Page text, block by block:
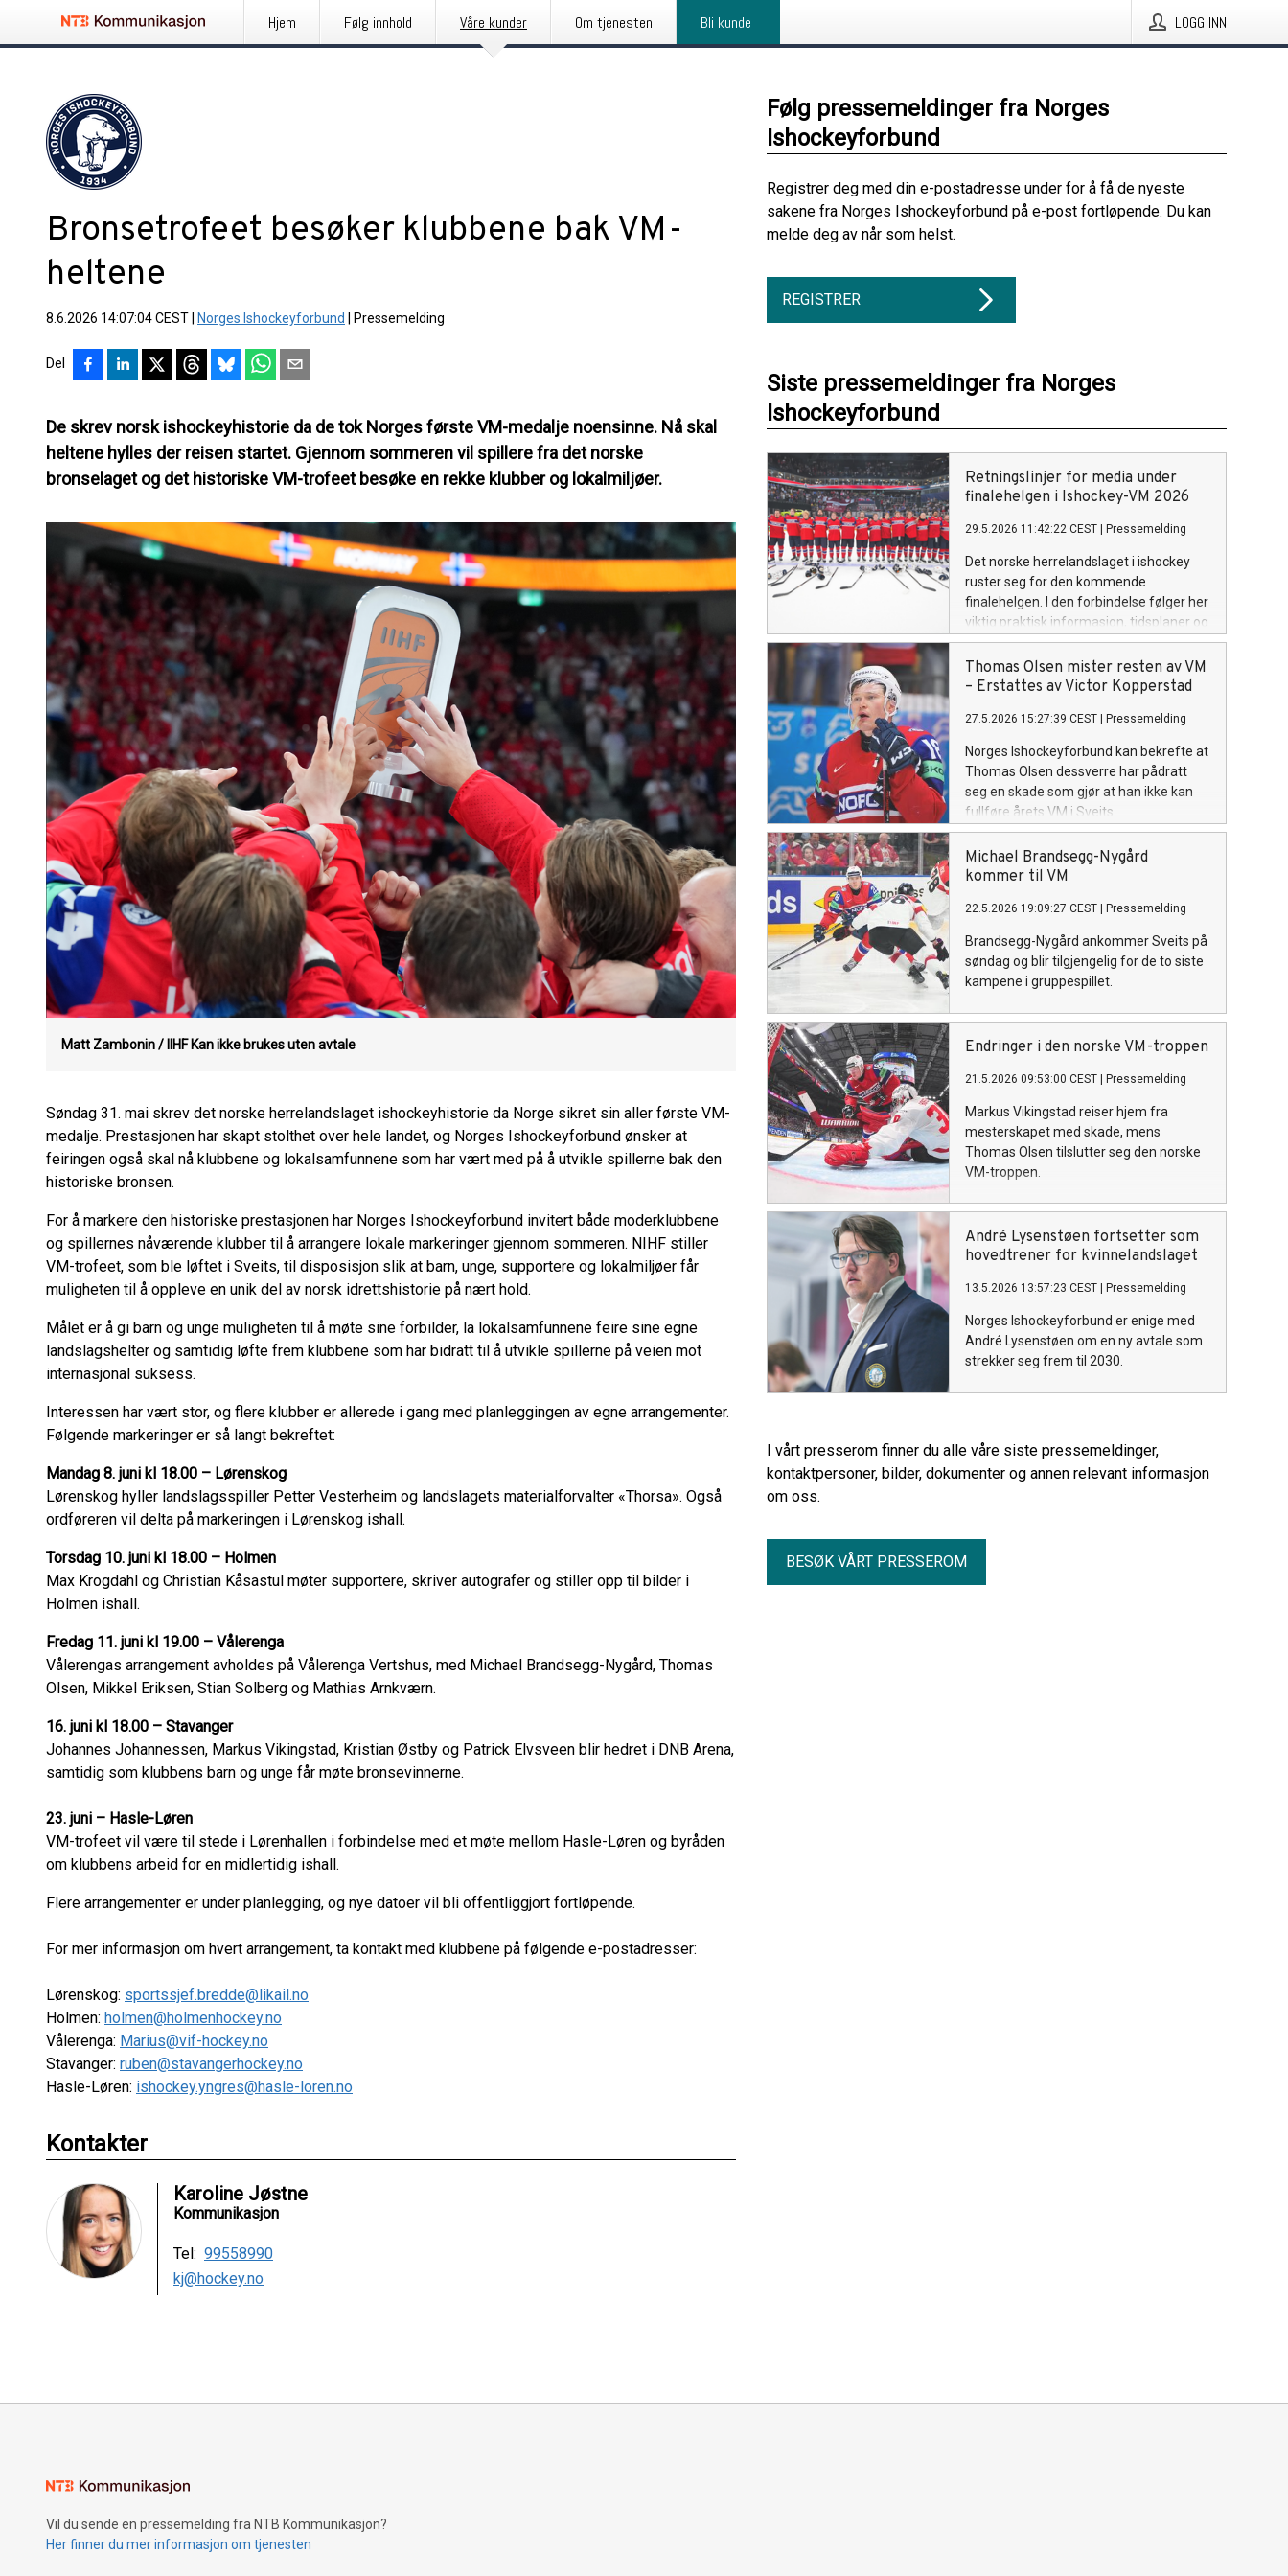
Hjem Følg innhold Våre kunder Om tjenesten Bli kunde LOGG INN
Bronsetrofeet besøker klubbene bak VM-
heltene
8.6.2026 14:07:04 CEST Norges Ishockeyforbund Pressemelding
Del
De skrev norsk ishockeyhistorie da de tok Norges første VM-medalje noensinne. Nå skal
heltene hylles der reisen startet. Gjennom sommeren vil spillere fra det norske
bronselaget og det historiske VM-trofeet besøke en rekke klubber og lokalmiljøer.
Matt Zambonin / IIHF Kan ikke brukes uten avtale
Søndag 31. mai skrev det norske herrelandslaget ishockeyhistorie da Norge sikret sin aller første VM-
medalje. Prestasjonen har skapt stolthet over hele landet, og Norges Ishockeyforbund ønsker at
feiringen også skal nå klubbene og lokalsamfunnene som har vært med på å utvikle spillerne bak den
historiske bronsen.
For å markere den historiske prestasjonen har Norges Ishockeyforbund invitert både moderklubbene
og spillernes nåværende klubber til å arrangere lokale markeringer gjennom sommeren. NIHF stiller
VM-trofeet, som ble løftet i Sveits, til disposisjon slik at barn, unge, supportere og lokalmiljøer får
muligheten til å oppleve en unik del av norsk idrettshistorie på nært hold.
Målet er å gi barn og unge muligheten til å møte sine forbilder, la lokalsamfunnene feire sine egne
landslagshelter og samtidig løfte frem klubbene som har bidratt til å utvikle spillerne på veien mot
internasjonal suksess.
Interessen har vært stor, og flere klubber er allerede i gang med planleggingen av egne arrangementer.
Følgende markeringer er så langt bekreftet:
Mandag 8. juni kl 18.00 – Lørenskog
Lørenskog hyller landslagsspiller Petter Vesterheim og landslagets materialforvalter «Thorsa». Også
ordføreren vil delta på markeringen i Lørenskog ishall.
Torsdag 10. juni kl 18.00 – Holmen
Max Krogdahl og Christian Kåsastul møter supportere, skriver autografer og stiller opp til bilder i
Holmen ishall.
Fredag 11. juni kl 19.00 – Vålerenga
Vålerengas arrangement avholdes på Vålerenga Vertshus, med Michael Brandsegg-Nygård, Thomas
Olsen, Mikkel Eriksen, Stian Solberg og Mathias Arnkværn.
16. juni kl 18.00 – Stavanger
Johannes Johannessen, Markus Vikingstad, Kristian Østby og Patrick Elvsveen blir hedret i DNB Arena,
samtidig som klubbens barn og unge får møte bronsevinnerne.
23. juni – Hasle-Løren
VM-trofeet vil være til stede i Lørenhallen i forbindelse med et møte mellom Hasle-Løren og byråden
om klubbens arbeid for en midlertidig ishall.
Flere arrangementer er under planlegging, og nye datoer vil bli offentliggjort fortløpende.
For mer informasjon om hvert arrangement, ta kontakt med klubbene på følgende e-postadresser:
Lørenskog: sportssjef.bredde@likail.no
Holmen: holmen@holmenhockey.no
Vålerenga: Marius@vif-hockey.no
Stavanger: ruben@stavangerhockey.no
Hasle-Løren: ishockey.yngres@hasle-loren.no
Kontakter
Karoline Jøstne
Kommunikasjon
Tel: 99558990
kj@hockey.no
Følg pressemeldinger fra Norges
Ishockeyforbund
Registrer deg med din e-postadresse under for å få de nyeste
sakene fra Norges Ishockeyforbund på e-post fortløpende. Du kan
melde deg av når som helst.
REGISTRER
Siste pressemeldinger fra Norges
Ishockeyforbund
Retningslinjer for media under
finalehelgen i Ishockey-VM 2026
29.5.2026 11:42:22 CEST Pressemelding
Det norske herrelandslaget i ishockey
ruster seg for den kommende
finalehelgen. I den forbindelse følger her
viktig praktisk informasjon, tidsplaner og
retningslinjer for media.
Thomas Olsen mister resten av VM
– Erstattes av Victor Kopperstad
27.5.2026 15:27:39 CEST Pressemelding
Norges Ishockeyforbund kan bekrefte at
Thomas Olsen dessverre har pådratt
seg en skade som gjør at han ikke kan
fullføre årets VM i Sveits.
Michael Brandsegg-Nygård
kommer til VM
22.5.2026 19:09:27 CEST Pressemelding
Brandsegg-Nygård ankommer Sveits på
søndag og blir tilgjengelig for de to siste
kampene i gruppespillet.
Endringer i den norske VM-troppen
21.5.2026 09:53:00 CEST Pressemelding
Markus Vikingstad reiser hjem fra
mesterskapet med skade, mens
Thomas Olsen tilslutter seg den norske
VM-troppen.
André Lysenstøen fortsetter som
hovedtrener for kvinnelandslaget
13.5.2026 13:57:23 CEST Pressemelding
Norges Ishockeyforbund er enige med
André Lysenstøen om en ny avtale som
strekker seg frem til 2030.
I vårt presserom finner du alle våre siste pressemeldinger,
kontaktpersoner, bilder, dokumenter og annen relevant informasjon
om oss.
BESØK VÅRT PRESSEROM
Vil du sende en pressemelding fra NTB Kommunikasjon?
Her finner du mer informasjon om tjenesten